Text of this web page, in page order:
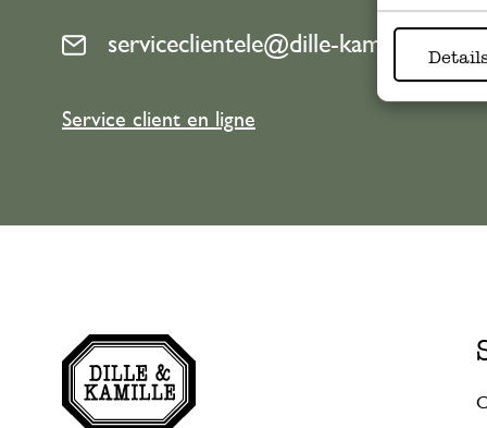
serviceclientele@dille-kamille.com
Service client en ligne